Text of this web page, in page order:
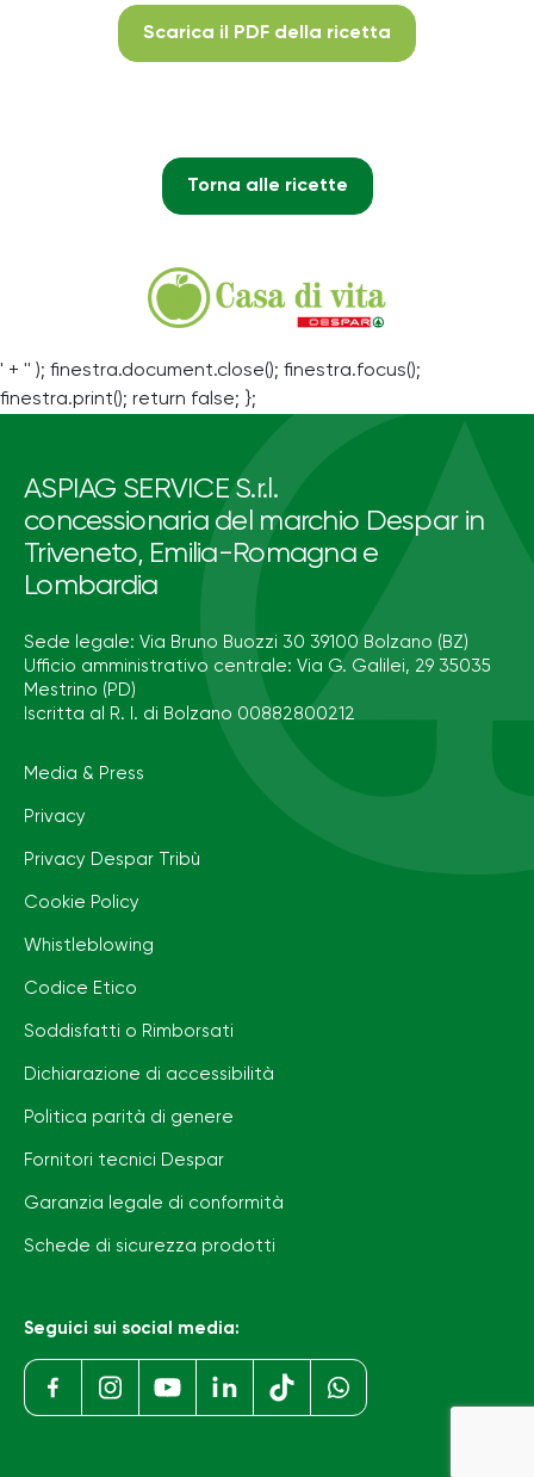
Scarica il PDF della ricetta
Torna alle ricette
' + '' ); finestra.document.close(); finestra.focus();
finestra.print(); return false; };
ASPIAG SERVICE S.r.l.
concessionaria del marchio Despar in
Triveneto, Emilia-Romagna e
Lombardia
Sede legale: Via Bruno Buozzi 30 39100 Bolzano (BZ)
Ufficio amministrativo centrale: Via G. Galilei, 29 35035
Mestrino (PD)
Iscritta al R. I. di Bolzano 00882800212
Media & Press
Privacy
Privacy Despar Tribù
Cookie Policy
Whistleblowing
Codice Etico
Soddisfatti o Rimborsati
Dichiarazione di accessibilità
Politica parità di genere
Fornitori tecnici Despar
Garanzia legale di conformità
Schede di sicurezza prodotti
Seguici sui social media: